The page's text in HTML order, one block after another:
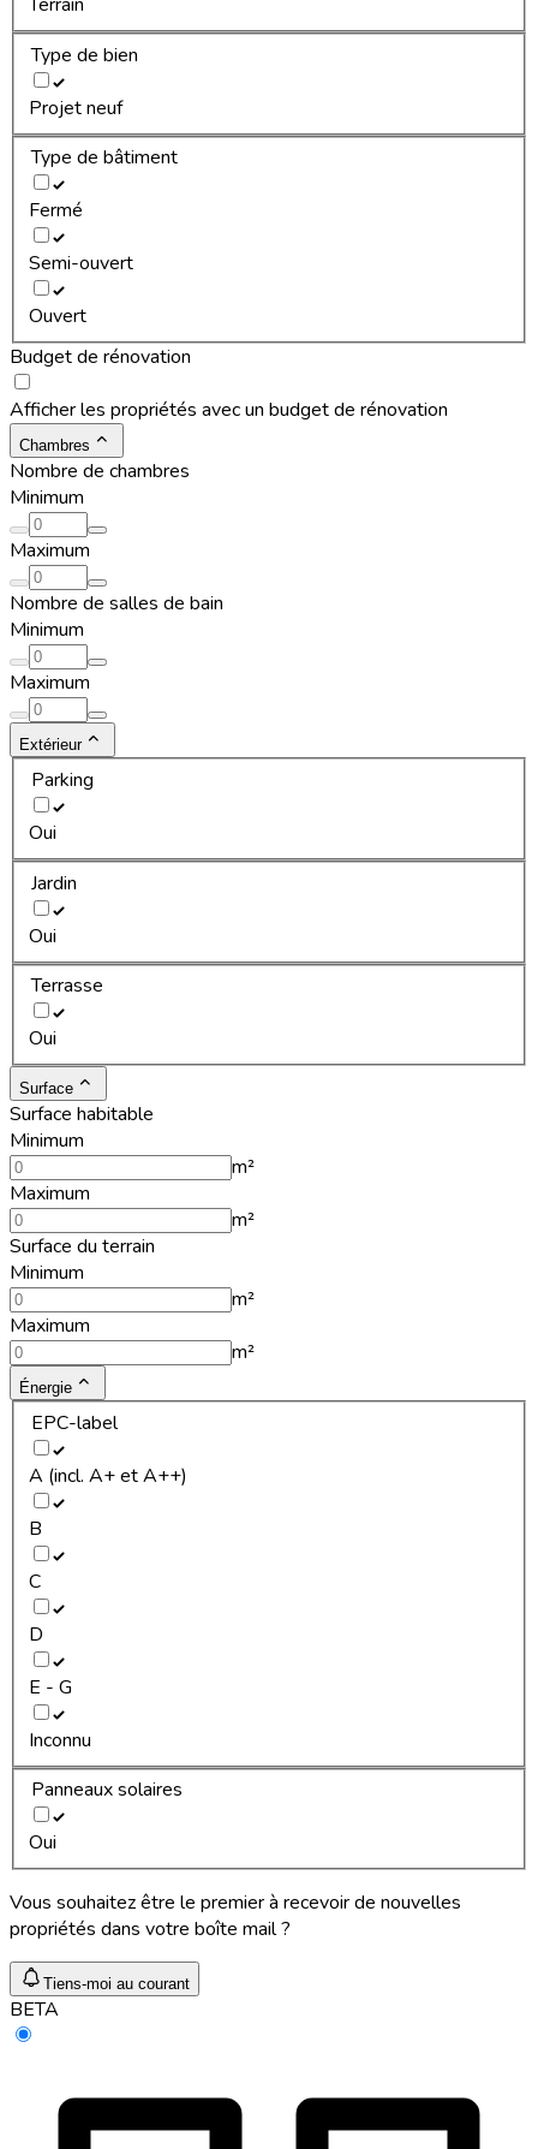
Type de bien
Projet neuf
Type de bâtiment
Fermé
Semi-ouvert
Ouvert
Budget de rénovation
Afficher les propriétés avec un budget de rénovation
Chambres
Nombre de chambres
Minimum
Maximum
Nombre de salles de bain
Minimum
Maximum
Extérieur
Parking
Oui
Jardin
Oui
Terrasse
Oui
Surface
Surface habitable
Minimum
m²
Maximum
m²
Surface du terrain
Minimum
m²
Maximum
m²
Énergie
EPC-label
A (incl. A+ et A++)
B
C
D
E - G
Inconnu
Panneaux solaires
Oui
Vous souhaitez être le premier à recevoir de nouvelles
propriétés dans votre boîte mail ?
Tiens-moi au courant
BETA